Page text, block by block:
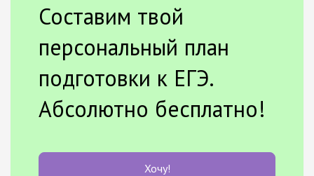
Составим твой
персональный план
подготовки к ЕГЭ.
Абсолютно бесплатно!
Хочу!